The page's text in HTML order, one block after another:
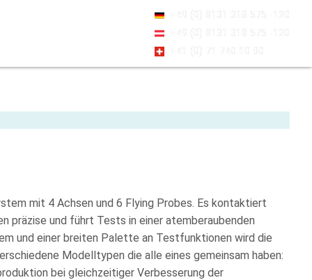
mit 4 Achsen und 6 Flying Probes. Es kontaktiert
präzise und führt Tests in einer atemberaubenden
und einer breiten Palette an Testfunktionen wird die
Modelltypen die alle eines gemeinsam haben:
bei gleichzeitiger Verbesserung der